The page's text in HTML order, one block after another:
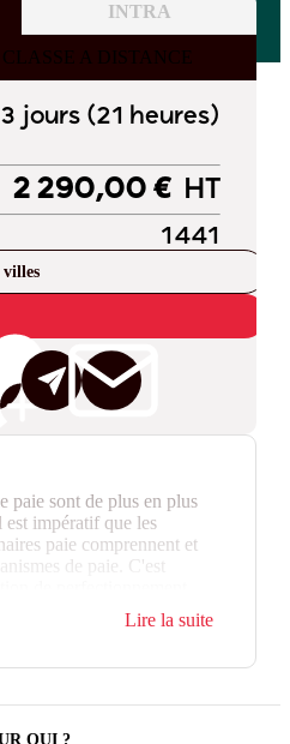
INTRA
A DISTANCE
3 jours (21 heures)
2 290,00 € HT
1441
villes
paie sont de plus en plus
est impératif que les
paie comprennent et
de paie. C'est
réglementaire
est essentielle pour
DSN de
Lire la suite
QUI ?